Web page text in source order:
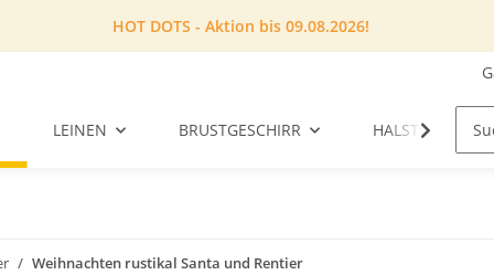
HOT DOTS - Aktion bis 09.08.2026!
LEINEN BRUSTGESCHIRR HALSTUCH
Weihnachten rustikal Santa und Rentier